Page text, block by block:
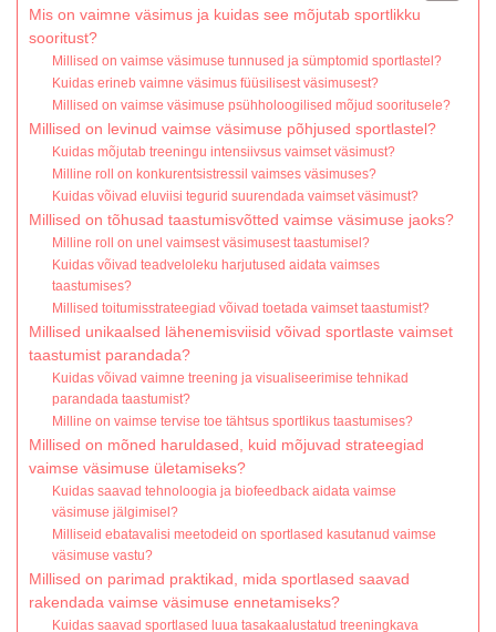
Mis on vaimne väsimus ja kuidas see mõjutab sportlikku
sooritust?
Millised on vaimse väsimuse tunnused ja sümptomid sportlastel?
Kuidas erineb vaimne väsimus füüsilisest väsimusest?
Millised on vaimse väsimuse psühholoogilised mõjud sooritusele?
Millised on levinud vaimse väsimuse põhjused sportlastel?
Kuidas mõjutab treeningu intensiivsus vaimset väsimust?
Milline roll on konkurentsistressil vaimses väsimuses?
Kuidas võivad eluviisi tegurid suurendada vaimset väsimust?
Millised on tõhusad taastumisvõtted vaimse väsimuse jaoks?
Milline roll on unel vaimsest väsimusest taastumisel?
Kuidas võivad teadveloleku harjutused aidata vaimses
taastumises?
Millised toitumisstrateegiad võivad toetada vaimset taastumist?
Millised unikaalsed lähenemisviisid võivad sportlaste vaimset
taastumist parandada?
Kuidas võivad vaimne treening ja visualiseerimise tehnikad
parandada taastumist?
Milline on vaimse tervise toe tähtsus sportlikus taastumises?
Millised on mõned haruldased, kuid mõjuvad strateegiad
vaimse väsimuse ületamiseks?
Kuidas saavad tehnoloogia ja biofeedback aidata vaimse
väsimuse jälgimisel?
Milliseid ebatavalisi meetodeid on sportlased kasutanud vaimse
väsimuse vastu?
Millised on parimad praktikad, mida sportlased saavad
rakendada vaimse väsimuse ennetamiseks?
Kuidas saavad sportlased luua tasakaalustatud treeningkava